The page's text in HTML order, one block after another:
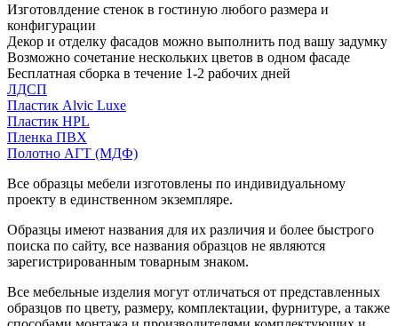
Изготовлдение стенок в гостиную любого размера и
конфигурации
Декор и отделку фасадов можно выполнить под вашу задумку
Возможно сочетание нескольких цветов в одном фасаде
Бесплатная сборка в течение 1-2 рабочих дней
ЛДСП
Пластик Alvic Luxe
Пластик HPL
Пленка ПВХ
Полотно АГТ (МДФ)
Все образцы мебели изготовлены по индивидуальному
проекту в единственном экземпляре.
Образцы имеют названия для их различия и более быстрого
поиска по сайту, все названия образцов не являются
зарегистрированным товарным знаком.
Все мебельные изделия могут отличаться от представленных
образцов по цвету, размеру, комплектации, фурнитуре, а также